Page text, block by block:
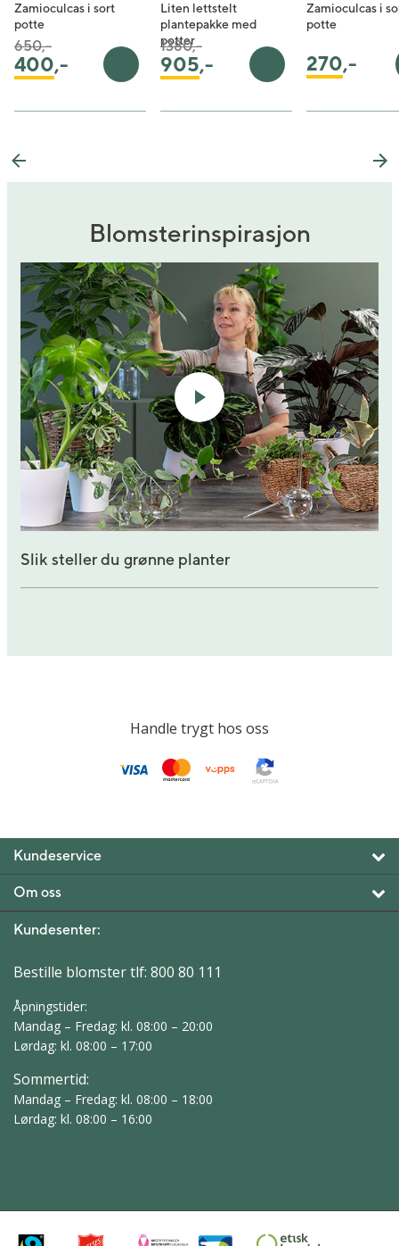
Zamioculcas i sort
potte
400,-
Pris satt ned fra
650,-til
Legg i handlekurv
Liten lettstelt
plantepakke med
potter
905,-
Pris satt ned fra
1380,-til
Legg i handlekurv
Zamioculcas i
potte
270,-
Previous
Blomsterinspirasjon
Slik steller du grønne planter
Handle trygt hos oss
Kundeservice
Om oss
Kundesenter:
Bestille blomster tlf: 800 80 111
Åpningstider:
Mandag – Fredag: kl. 08:00 – 20:00
Lørdag: kl. 08:00 – 17:00
Sommertid:
Mandag – Fredag: kl. 08:00 – 18:00
Lørdag: kl. 08:00 – 16:00